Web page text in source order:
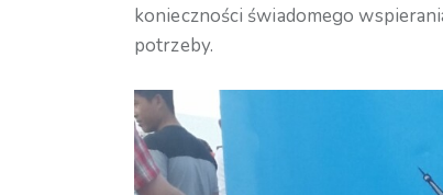
konieczności świadomego
potrzeby.